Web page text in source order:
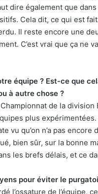
dire également que
Cela dit, ce qui est
Il reste encore une
C’est vrai que ça ne
équipe ? Est-ce que
à autre chose ?
de la division
plus expérimentées.
vu qu’on n’a pas
bien sûr, sur la bonne
les brefs délais, et ce
pour éviter le
l’ossature de l’équipe,